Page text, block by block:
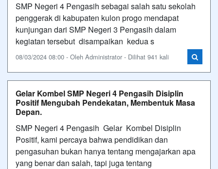
SMP Negeri 4 Pengasih sebagai salah satu sekolah
penggerak di kabupaten kulon progo mendapat
kunjungan dari SMP Negeri 3 Pengasih dalam
kegiatan tersebut disampaikan kedua s
08/03/2024 08:00 - Oleh Administrator - Dilihat 941 kali
Gelar Kombel SMP Negeri 4 Pengasih Disiplin
Positif Mengubah Pendekatan, Membentuk Masa
Depan.
SMP Negeri 4 Pengasih Gelar Kombel Disiplin
Positif, kami percaya bahwa pendidikan dan
pengasuhan bukan hanya tentang mengajarkan apa
yang benar dan salah, tapi juga tentang